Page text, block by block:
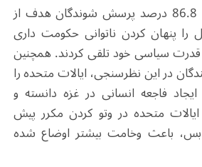
این در حالی است که 86.8 درصد پرسش شوندگان هدف از
را پنهان کردن ناتوانی حکومت داری
سیاسی خود تلقی کردند. همچنین
در این نظرسنجی، ایالات متحده را
فاجعه انسانی در غزه دانسته و
متحده در وتو کردن مکرر پیش
باعث وخامت بیشتر اوضاع شده